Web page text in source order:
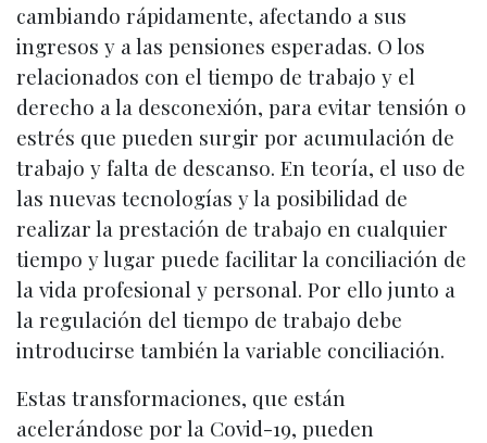
cambiando rápidamente, afectando a sus
ingresos y a las pensiones esperadas. O los
relacionados con el tiempo de trabajo y el
derecho a la desconexión, para evitar tensión o
estrés que pueden surgir por acumulación de
trabajo y falta de descanso. En teoría, el uso de
las nuevas tecnologías y la posibilidad de
realizar la prestación de trabajo en cualquier
tiempo y lugar puede facilitar la conciliación de
la vida profesional y personal. Por ello junto a
la regulación del tiempo de trabajo debe
introducirse también la variable conciliación.
Estas transformaciones, que están
acelerándose por la Covid-19, pueden